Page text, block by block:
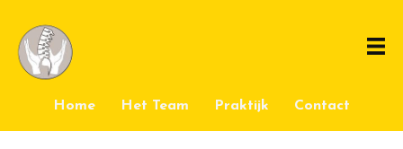
Home Het Team Praktijk Contact